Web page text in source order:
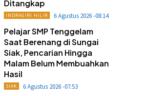
Ditangkap
INDRAGIRI HILIR 6 Agustus 2026 -08:14
Pelajar SMP Tenggelam
Saat Berenang di Sungai
Siak, Pencarian Hingga
Malam Belum Membuahkan
Hasil
SIAK 6 Agustus 2026 -07:53